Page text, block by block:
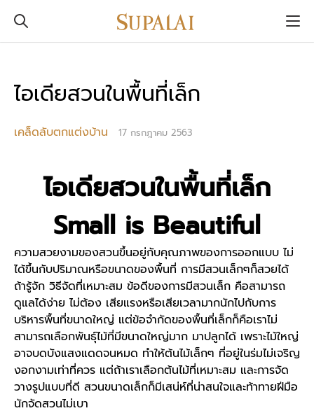
ไอเดียสวนในพื้นที่เล็ก
เคล็ดลับตกแต่งบ้าน 17 กรกฎาคม 2563
ไอเดียสวนในพื้นที่เล็ก
Small is Beautiful
ความสวยงามของสวนขึ้นอยู่กับคุณภาพของการออกแบบ ไม่
ได้ขึ้นกับปริมาณหรือขนาดของพื้นที่ การมีสวนเล็กๆก็สวยได้
ถ้ารู้จัก วิธีจัดที่เหมาะสม ข้อดีของการมีสวนเล็ก คือสามารถ
ดูแลได้ง่าย ไม่ต้อง เสียแรงหรือเสียเวลามากนักไปกับการ
บริหารพื้นที่ขนาดใหญ่ แต่ข้อจำกัดของพื้นที่เล็กก็คือเราไม่
สามารถเลือกพันธุ์ไม้ที่มีขนาดใหญ่มาก มาปลูกได้ เพราะไม้ใหญ่
อาจบดบังแสงแดดจนหมด ทำให้ต้นไม้เล็กๆ ที่อยู่ในร่มไม่เจริญ
งอกงามเท่าที่ควร แต่ถ้าเราเลือกต้นไม้ที่เหมาะสม และการจัด
วางรูปแบบที่ดี สวนขนาดเล็กก็มีเสน่ห์ที่น่าสนใจและท้าทายฝีมือ
นักจัดสวนไม่เบา